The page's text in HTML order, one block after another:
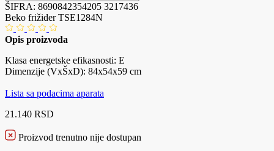
ŠIFRA: 8690842354205 3217436
Beko frižider TSE1284N
Opis proizvoda
Klasa energetske efikasnosti: E
Dimenzije (VxŠxD): 84x54x59 cm
Lista sa podacima aparata
21.140 RSD
Proizvod trenutno nije dostupan